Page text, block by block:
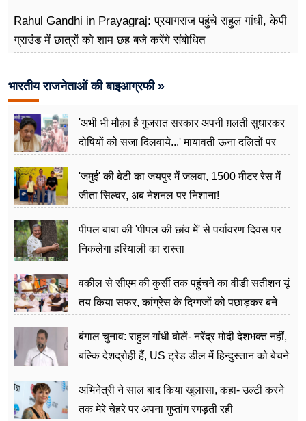
Rahul Gandhi in Prayagraj: प्रयागराज पहुंचे राहुल गांधी, केपी
ग्राउंड में छात्रों को शाम छह बजे करेंगे संबोधित
भारतीय राजनेताओं की बाइआग्रफी »
'अभी भी मौक़ा है गुजरात सरकार अपनी ग़लती सुधारकर
दोषियों को सजा दिलवाये...' मायावती ऊना दलितों पर
'जमुई' की बेटी का जयपुर में जलवा, 1500 मीटर रेस में
जीता सिल्वर, अब नेशनल पर निशाना!
पीपल बाबा की 'पीपल की छांव में' से पर्यावरण दिवस पर
निकलेगा हरियाली का रास्ता
वकील से सीएम की कुर्सी तक पहुंचने का वीडी सतीशन यूं
तय किया सफर, कांग्रेस के दिग्गजों को पछाड़कर बने
बंगाल चुनाव: राहुल गांधी बोलें- नरेंद्र मोदी देशभक्त नहीं,
बल्कि देशद्रोही हैं, US ट्रेड डील में हिन्दुस्तान को बेचने
अभिनेत्री ने साल बाद किया खुलासा, कहा- उल्टी करने
तक मेरे चेहरे पर अपना गुप्तांग रगड़ती रही